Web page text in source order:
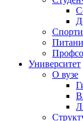
Университет
О вузе